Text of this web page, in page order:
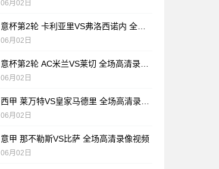
06月02日
06月02日
06月02日
06月02日
意甲 那不勒斯VS比萨 全场高清录像视频
06月02日